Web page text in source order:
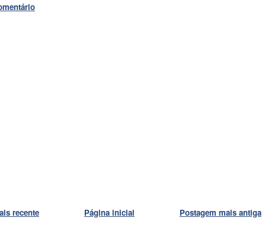
recente Postagem mais antiga
Página inicial